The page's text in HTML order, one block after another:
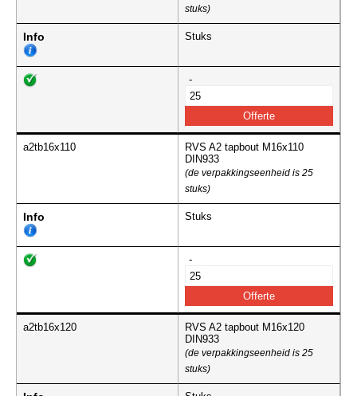
stuks)
Info Stuks
-
a2tb16x110
RVS A2 tapbout M16x110
DIN933
(de verpakkingseenheid is 25
stuks)
Info Stuks
-
a2tb16x120
RVS A2 tapbout M16x120
DIN933
(de verpakkingseenheid is 25
stuks)